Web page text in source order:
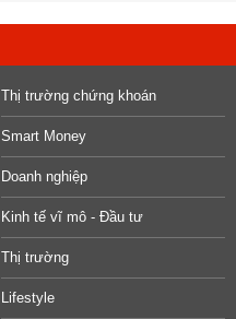
Thị trường chứng khoán
Smart Money
Doanh nghiệp
Kinh tế vĩ mô - Đầu tư
Thị trường
Lifestyle